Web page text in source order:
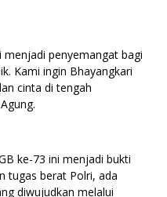
menjadi penyemangat bagi
Kami ingin Bhayangkari
cinta di tengah
ke-73 ini menjadi bukti
tugas berat Polri, ada
diwujudkan melalui